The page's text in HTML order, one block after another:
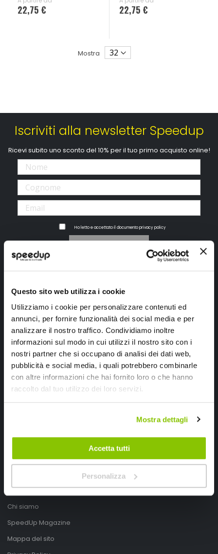
Questo sito web utilizza i cookie
Utilizziamo i cookie per personalizzare contenuti ed
annunci, per fornire funzionalità dei social media e per
analizzare il nostro traffico. Condividiamo inoltre
informazioni sul modo in cui utilizzi il nostro sito con i
nostri partner che si occupano di analisi dei dati web,
pubblicità e social media, i quali potrebbero combinarle
con altre informazioni che hai fornito loro o che hanno
raccolto dal tuo utilizzo dei loro servizi.
Mostra dettagli
Accetta tutti
Personalizza
22,75 € 22,75 €
Mostra
Iscriviti alla newsletter Speedup
Ricevi subito uno sconto del 10% per il tuo primo acquisto online!
Ho letto e accettato il documentoprivacy policy
Segui SPEEDUP.IT
SpeedUp.it
PIVA IT03490830266
Speedup.it by Trio Group
Telefono0423.601555
Chi siamo
SpeedUp Magazine
Mappa del sito